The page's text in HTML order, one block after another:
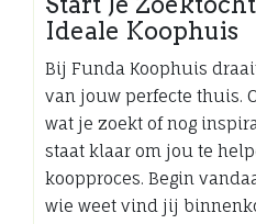
Ideale Koophuis
Bij Funda Koophuis
van jouw perfecte thuis.
wat je zoekt of nog
staat klaar om jou te
koopproces. Begin
wie weet vind jij